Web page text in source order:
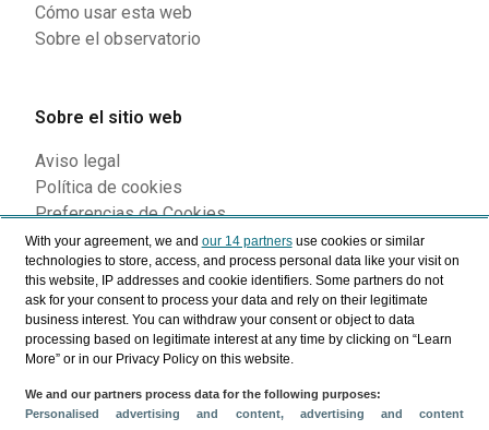
With your agreement, we and our 14 partnersuse cookies or similar
technologies to store, access, and process personal data like your visit on
this website, IP addresses and cookie identifiers. Some partners do not
ask for your consent to process your data and rely on their legitimate
business interest. You can withdraw your consent or object to data
processing based on legitimate interest at any time by clicking on “Learn
More” or in our Privacy Policy on this website.
We and our partners process data for the following purposes:
Personalised advertising and content, advertising and content
Cómo usar esta web
Sobre el observatorio
Sobre el sitio web
Aviso legal
Política de cookies
Preferencias de Cookies
Siguenos en nuestras redes